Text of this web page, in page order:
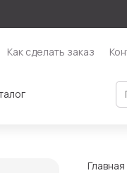
Как сделать заказ
Главная